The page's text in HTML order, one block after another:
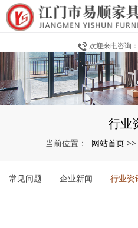
欢迎来电咨询：
行业
当前位置： 网站首页 >>
常见问题 企业新闻 行业资